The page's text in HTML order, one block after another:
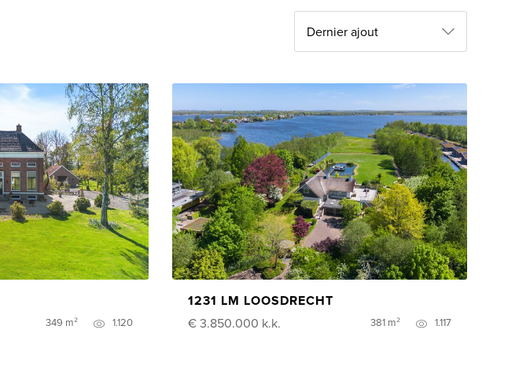
349 m² 1.120
1231 LM LOOSDRECHT
€ 3.850.000 k.k. 381 m² 1.117